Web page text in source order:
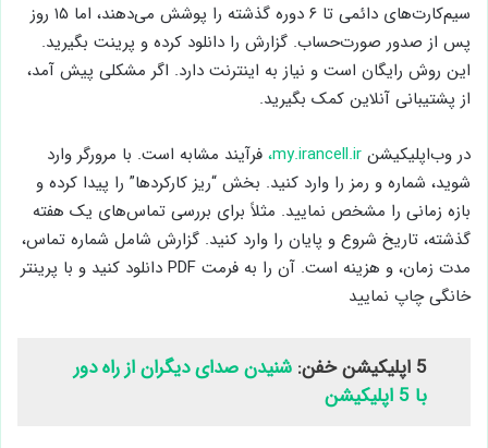
سیم‌کارت‌های دائمی تا ۶ دوره گذشته را پوشش می‌دهند، اما ۱۵ روز
پس از صدور صورت‌حساب. گزارش را دانلود کرده و پرینت بگیرید.
این روش رایگان است و نیاز به اینترنت دارد. اگر مشکلی پیش آمد،
از پشتیبانی آنلاین کمک بگیرید.
در وب‌اپلیکیشن my.irancell.ir، فرآیند مشابه است. با مرورگر وارد
شوید، شماره و رمز را وارد کنید. بخش “ریز کارکردها” را پیدا کرده و
بازه زمانی را مشخص نمایید. مثلاً برای بررسی تماس‌های یک هفته
گذشته، تاریخ شروع و پایان را وارد کنید. گزارش شامل شماره تماس،
مدت زمان، و هزینه است. آن را به فرمت PDF دانلود کنید و با پرینتر
خانگی چاپ نمایید
5 اپلیکیشن خفن:
شنیدن صدای دیگران از راه دور
با 5 اپلیکیشن